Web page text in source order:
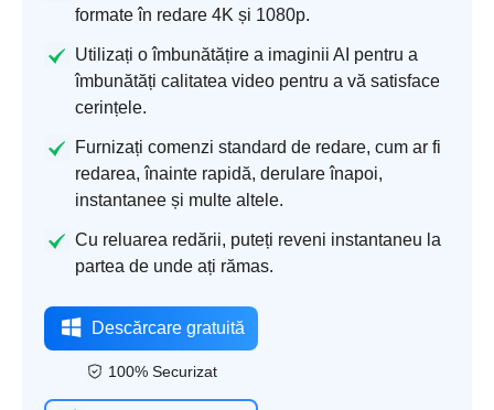
formate în redare 4K și 1080p.
Utilizați o îmbunătățire a imaginii AI pentru a
îmbunătăți calitatea video pentru a vă satisface
cerințele.
Furnizați comenzi standard de redare, cum ar fi
redarea, înainte rapidă, derulare înapoi,
instantanee și multe altele.
Cu reluarea redării, puteți reveni instantaneu la
partea de unde ați rămas.
Descărcare gratuită
100% Securizat